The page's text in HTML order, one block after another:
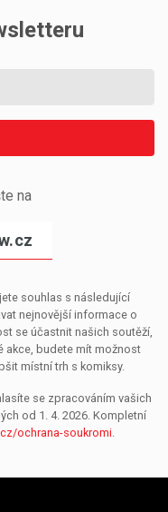
na
souhlas s následující
nejnovější informace o
se účastnit našich soutěží,
akce, budete mít možnost
místní trh s komiksy.
se zpracováním vašich
od 1. 4. 2026. Kompletní
ochrana-soukromi.